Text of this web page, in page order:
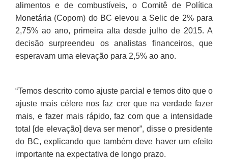
alimentos e de combustíveis, o Comitê de Política
Monetária (Copom) do BC elevou a Selic de 2% para
2,75% ao ano, primeira alta desde julho de 2015. A
decisão surpreendeu os analistas financeiros, que
esperavam uma elevação para 2,5% ao ano.
“Temos descrito como ajuste parcial e temos dito que o
ajuste mais célere nos faz crer que na verdade fazer
mais, e fazer mais rápido, faz com que a intensidade
total [de elevação] deva ser menor”, disse o presidente
do BC, explicando que também deve haver um efeito
importante na expectativa de longo prazo.